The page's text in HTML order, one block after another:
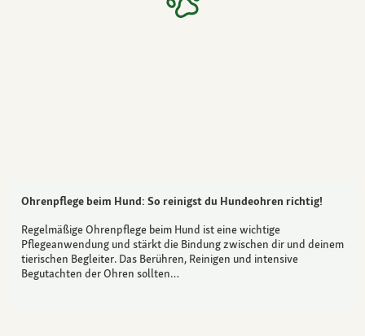
Ohrenpflege beim Hund: So reinigst du Hundeohren richtig!
Regelmäßige Ohrenpflege beim Hund ist eine wichtige
Pflegeanwendung und stärkt die Bindung zwischen dir und deinem
tierischen Begleiter. Das Berühren, Reinigen und intensive
Begutachten der Ohren sollten…